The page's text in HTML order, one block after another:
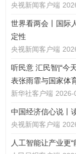
央视新闻客户端
世界看两会丨国际
定性
央视新闻客户端
听民意 汇民智|“今
表张雨霏与国家体
新华社客户端 2026-
中国经济信心说丨
央视新闻客户端
人工智能让产业更“